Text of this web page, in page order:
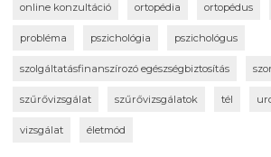
online konzultáció ortopédia ortopédus
probléma pszichológia pszichológus
szolgáltatásfinanszírozó egészségbiztosítás
szűrővizsgálat szűrővizsgálatok tél
vizsgálat életmód